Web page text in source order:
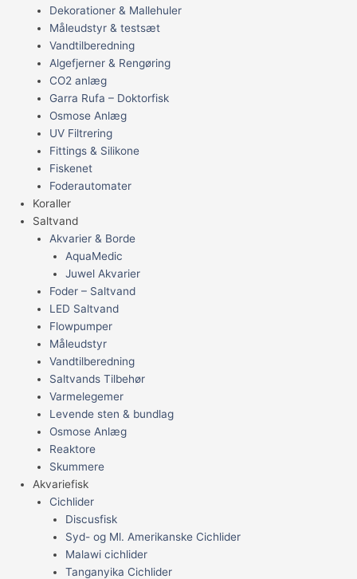
Dekorationer & Mallehuler
Måleudstyr & testsæt
Vandtilberedning
Algefjerner & Rengøring
CO2 anlæg
Garra Rufa – Doktorfisk
Osmose Anlæg
UV Filtrering
Fittings & Silikone
Fiskenet
Foderautomater
Koraller
Saltvand
Akvarier & Borde
AquaMedic
Juwel Akvarier
Foder – Saltvand
LED Saltvand
Flowpumper
Måleudstyr
Vandtilberedning
Saltvands Tilbehør
Varmelegemer
Levende sten & bundlag
Osmose Anlæg
Reaktore
Skummere
Akvariefisk
Cichlider
Discusfisk
Syd- og Ml. Amerikanske Cichlider
Malawi cichlider
Tanganyika Cichlider